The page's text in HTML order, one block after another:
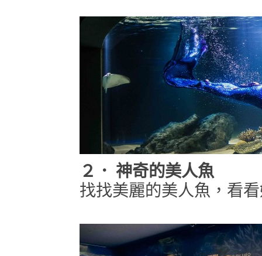
２． 神奇的美人魚
找找美麗的美人魚，看